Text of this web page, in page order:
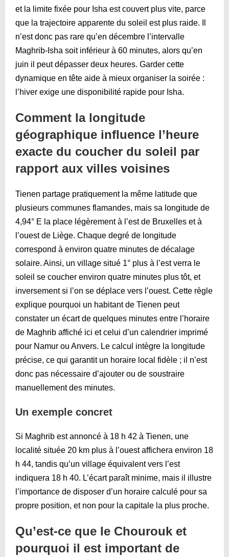
et la limite fixée pour Isha est couvert plus vite, parce
que la trajectoire apparente du soleil est plus raide. Il
n’est donc pas rare qu’en décembre l’intervalle
Maghrib-Isha soit inférieur à 60 minutes, alors qu’en
juin il peut dépasser deux heures. Garder cette
dynamique en tête aide à mieux organiser la soirée :
l’hiver exige une disponibilité rapide pour Isha.
Comment la longitude
géographique influence l’heure
exacte du coucher du soleil par
rapport aux villes voisines
Tienen partage pratiquement la même latitude que
plusieurs communes flamandes, mais sa longitude de
4,94° E la place légèrement à l’est de Bruxelles et à
l’ouest de Liège. Chaque degré de longitude
correspond à environ quatre minutes de décalage
solaire. Ainsi, un village situé 1° plus à l’est verra le
soleil se coucher environ quatre minutes plus tôt, et
inversement si l’on se déplace vers l’ouest. Cette règle
explique pourquoi un habitant de Tienen peut
constater un écart de quelques minutes entre l’horaire
de Maghrib affiché ici et celui d’un calendrier imprimé
pour Namur ou Anvers. Le calcul intègre la longitude
précise, ce qui garantit un horaire local fidèle ; il n’est
donc pas nécessaire d’ajouter ou de soustraire
manuellement des minutes.
Un exemple concret
Si Maghrib est annoncé à 18 h 42 à Tienen, une
localité située 20 km plus à l’ouest affichera environ 18
h 44, tandis qu’un village équivalent vers l’est
indiquera 18 h 40. L’écart paraît minime, mais il illustre
l’importance de disposer d’un horaire calculé pour sa
propre position, et non pour la capitale la plus proche.
Qu’est-ce que le Chourouk et
pourquoi il est important de